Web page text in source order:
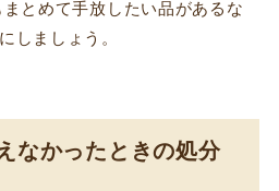
とめて手放したい品があるな
しましょう。
なかったときの処分